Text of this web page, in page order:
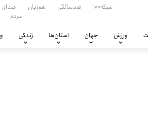
شبکه۱۰۰ صدسالگی هم‌زبان
صدای
مردم
ورزش جهان استان‌ها زندگی